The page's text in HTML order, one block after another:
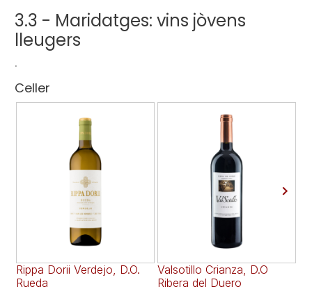
3.3 - Maridatges: vins jòvens
lleugers
.
Celler
Rippa Dorii Verdejo, D.O.
Rueda
Valsotillo Crianza, D.O
Ribera del Duero
